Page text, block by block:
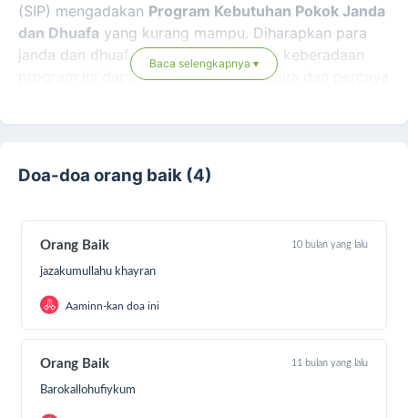
(SIP) mengadakan Program Kebutuhan Pokok Janda
dan Dhuafa yang kurang mampu. Diharapkan para
janda dan dhuafa yang tersentuh oleh keberadaan
program ini dapat menjadi lebih berdaya dan percaya
Baca selengkapnya ▾
Doa-doa orang baik (4)
Orang Baik 10 bulan yang lalu
jazakumullahu khayran
Aaminn-kan doa ini
Orang Baik 11 bulan yang lalu
Barokallohufiykum